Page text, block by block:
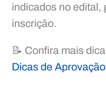
indicados no edital,
inscrição.
📝 Confira mais
Dicas de Aprovação